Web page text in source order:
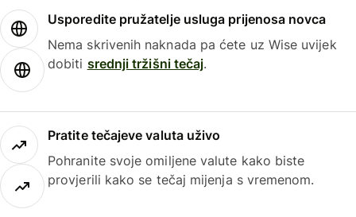
Usporedite pružatelje usluga prijenosa novca
Nema skrivenih naknada pa ćete uz Wise uvijek
dobiti srednji tržišni tečaj.
Pratite tečajeve valuta uživo
Pohranite svoje omiljene valute kako biste
provjerili kako se tečaj mijenja s vremenom.